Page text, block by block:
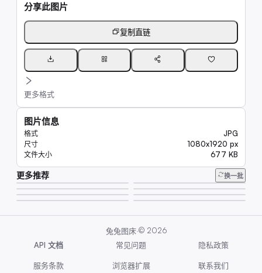
分享此图片
复制直链
更多格式
图片信息
格式 JPG
尺寸 1080x1920 px
文件大小 677 KB
更多推荐 换一批
310K
6.6K
7.7K
8.4K
15K
11K
20K
兔兔图床·© 2026
API 文档
常见问题 隐私政策
服务条款 浏览器扩展 联系我们